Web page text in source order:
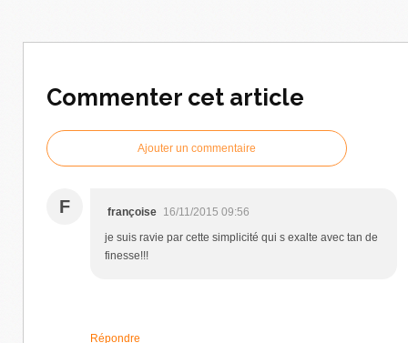
Commenter cet article
Ajouter un commentaire
F françoise 16/11/2015 09:56
je suis ravie par cette simplicité qui s exalte avec tan de
finesse!!!
Répondre